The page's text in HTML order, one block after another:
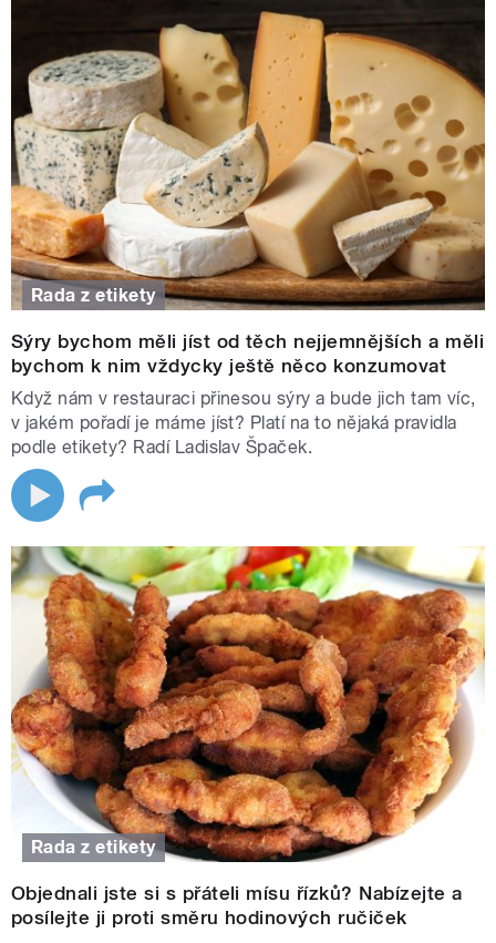
Rada z etikety
Sýry bychom měli jíst od těch nejjemnějších a měli
bychom k nim vždycky ještě něco konzumovat
Když nám v restauraci přinesou sýry a bude jich tam víc,
v jakém pořadí je máme jíst? Platí na to nějaká pravidla
podle etikety? Radí Ladislav Špaček.
Rada z etikety
Objednali jste si s přáteli mísu řízků? Nabízejte a
posílejte ji proti směru hodinových ručiček